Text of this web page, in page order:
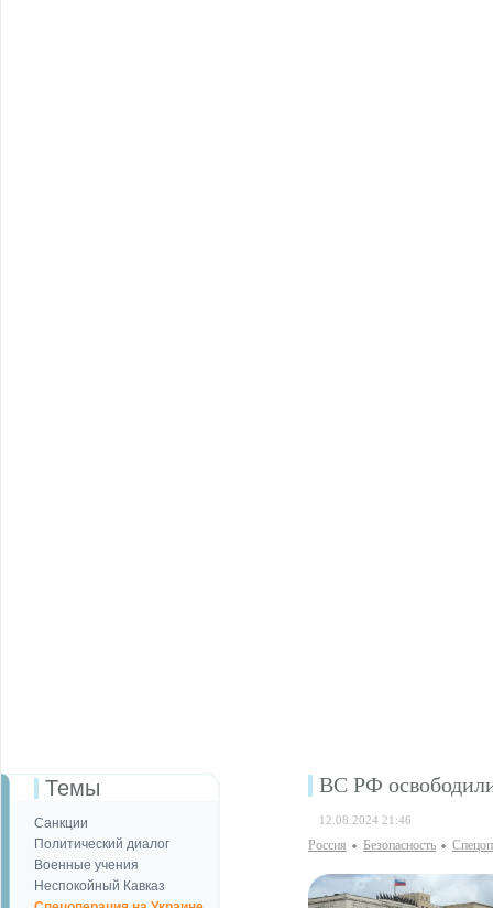
Темы
Санкции
Политический диалог
Военные учения
Неспокойный Кавказ
ВС РФ
12.08.2024 21:46
Россия Безопаcность